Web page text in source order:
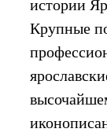
истории
Крупные